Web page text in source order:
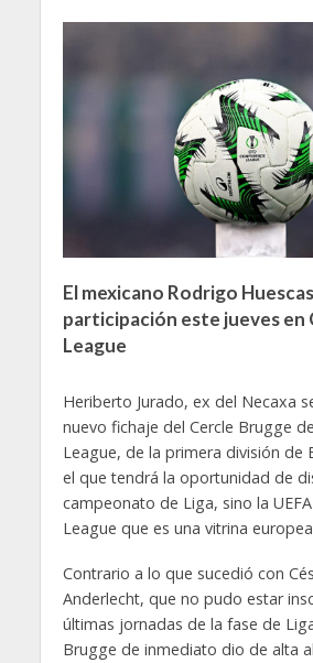
El mexicano Rodrigo
participación este jueves
League
Heriberto Jurado, ex del Necaxa
nuevo fichaje del Cercle Brugge
League, de la primera división de
el que tendrá la oportunidad de
campeonato de Liga, sino la
League que es una vitrina
Contrario a lo que sucedió con
Anderlecht, que no pudo estar
últimas jornadas de la fase de
Brugge de inmediato dio de alta